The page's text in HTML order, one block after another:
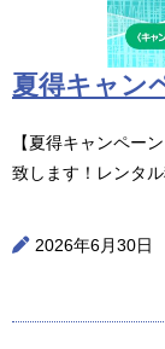
夏得キャン
【夏得キャンペー
致します！レンタル
2026年6月30日